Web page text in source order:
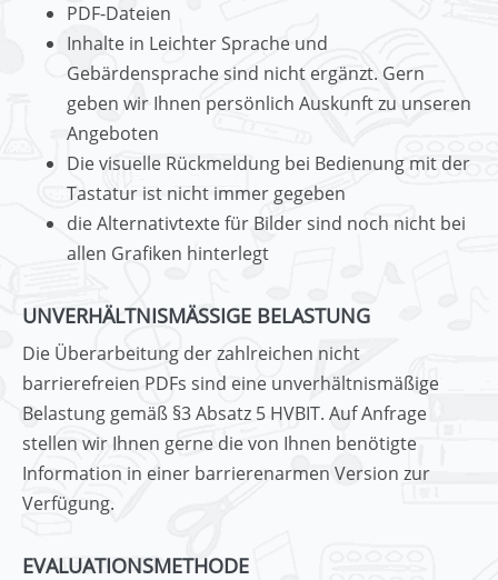
PDF-Dateien
Inhalte in Leichter Sprache und
Gebärdensprache sind nicht ergänzt. Gern
geben wir Ihnen persönlich Auskunft zu unseren
Angeboten
Die visuelle Rückmeldung bei Bedienung mit der
Tastatur ist nicht immer gegeben
die Alternativtexte für Bilder sind noch nicht bei
allen Grafiken hinterlegt
UNVERHÄLTNISMÄSSIGE BELASTUNG
Die Überarbeitung der zahlreichen nicht
barrierefreien PDFs sind eine unverhältnismäßige
Belastung gemäß §3 Absatz 5 HVBIT. Auf Anfrage
stellen wir Ihnen gerne die von Ihnen benötigte
Information in einer barrierenarmen Version zur
Verfügung.
EVALUATIONSMETHODE